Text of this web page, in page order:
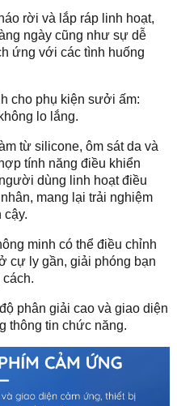
rời và lắp ráp linh hoạt,
ngày cũng như sự dễ
ứng với các tình huống
cho phụ kiện sưởi ấm:
lo lắng.
từ silicone, ôm sát da và
tính năng điều khiển
dùng linh hoạt điều
mang lại trải nghiệm
cậy.
minh có thể điều chỉnh
cự ly gần, giải phóng bạn
phân giải cao và giao diện
thông tin chức năng.